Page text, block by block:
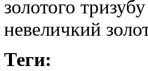
золотого
невеличкий
Теги: